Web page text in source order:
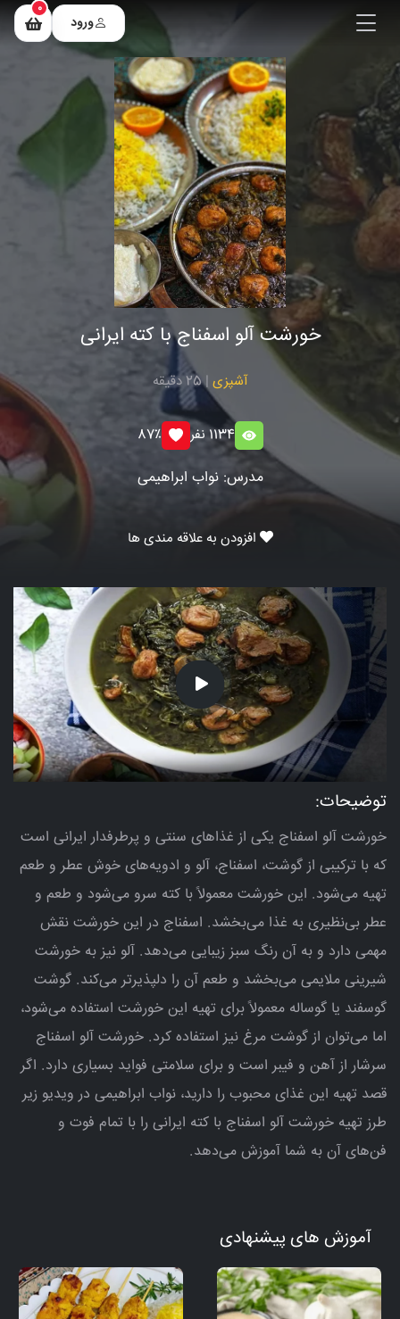
ورود
0
خورشت آلو اسفناج با کته ایرانی
آشپزی | 25 دقیقه
1134 نفر 87٪
مدرس: نواب ابراهیمی
افزودن به علاقه مندی ها
توضیحات:
خورشت آلو اسفناج یکی از غذاهای سنتی و پرطرفدار ایرانی است
که با ترکیبی از گوشت، اسفناج، آلو و ادویه‌های خوش عطر و طعم
تهیه می‌شود. این خورشت معمولاً با کته سرو می‌شود و طعم و
عطر بی‌نظیری به غذا می‌بخشد. اسفناج در این خورشت نقش
مهمی دارد و به آن رنگ سبز زیبایی می‌دهد. آلو نیز به خورشت
شیرینی ملایمی می‌بخشد و طعم آن را دلپذیرتر می‌کند. گوشت
گوسفند یا گوساله معمولاً برای تهیه این خورشت استفاده می‌شود،
اما می‌توان از گوشت مرغ نیز استفاده کرد. خورشت آلو اسفناج
سرشار از آهن و فیبر است و برای سلامتی فواید بسیاری دارد. اگر
قصد تهیه این غذای محبوب را دارید، نواب ابراهیمی در ویدیو زیر
طرز تهیه خورشت آلو اسفناج با کته ایرانی را با تمام فوت و
فن‌های آن به شما آموزش می‌دهد.
آموزش های پیشنهادی